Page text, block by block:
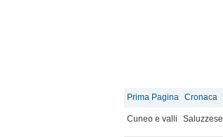
Prima Pagina Cronaca
Cuneo e valli Saluzzese